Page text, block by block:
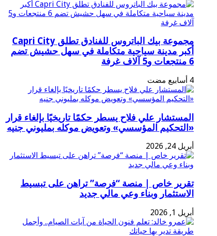
مجموعة بيك الباتروس للفنادق تطلق Capri City
أكبر مدينة سياحية متكاملة في سهل حشيش تضم
6 منتجعات و5 آلاف غرفة
المستشار علي فلاح يسطر حكمًا تاريخيًا بإلغاء قرار
«التحكيم المؤسسي» وتعويض موكله بمليوني جنيه
أبريل 24, 2026
تقرير خاص | منصة “فرصة” تراهن على تبسيط
الاستثمار وبناء وعي مالي جديد
أبريل 1, 2026